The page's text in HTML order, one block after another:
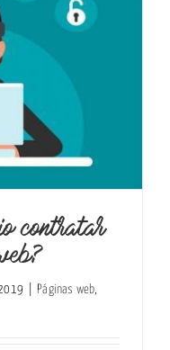
contratar
Páginas web